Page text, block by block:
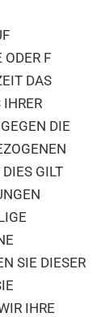
ODER F
DAS
IHRER
DIE
GILT
SIE DIESER
IHRE